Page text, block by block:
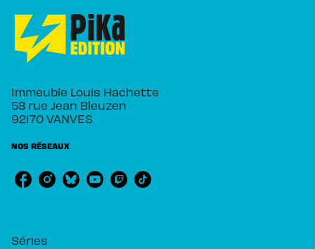
Immeuble Louis Hachette
58 rue Jean Bleuzen
92170 VANVES
NOS RÉSEAUX
Séries